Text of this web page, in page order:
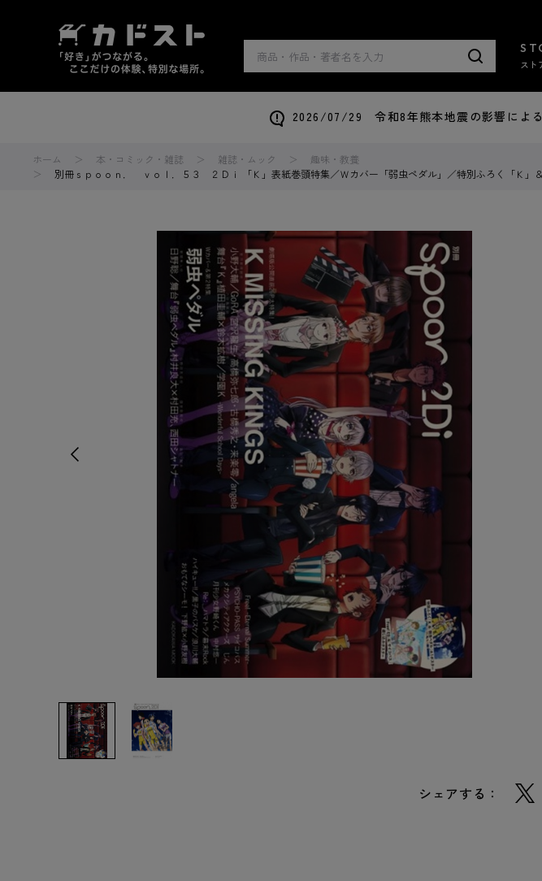
スト
2026/07/29 令和8年熊本地震の影響によ
ホーム 本・コミック・雑誌 雑誌・ムック
趣味・教養
別冊ｓｐｏｏｎ． ｖｏｌ．５３ ２Ｄｉ 「Ｋ」表紙巻頭特集／Ｗカバー「弱虫ペダル」／特別ふろく「Ｋ
シェアする：